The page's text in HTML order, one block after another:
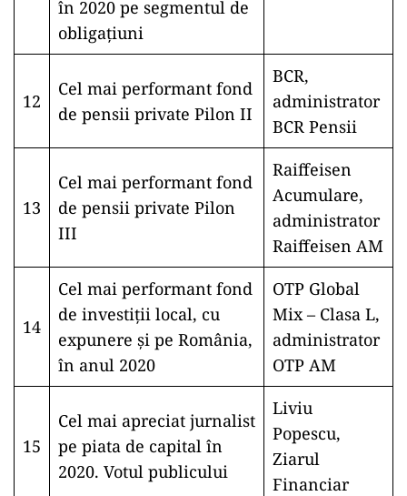
în 2020 pe segmentul de
obligațiuni
12
Cel mai performant fond
de pensii private Pilon II
BCR,
administrator
BCR Pensii
13
Cel mai performant fond
de pensii private Pilon
III
Raiffeisen
Acumulare,
administrator
Raiffeisen AM
14
Cel mai performant fond
de investiții local, cu
expunere și pe România,
în anul 2020
OTP Global
Mix – Clasa L,
administrator
OTP AM
15
Cel mai apreciat jurnalist
pe piata de capital în
2020. Votul publicului
Liviu
Popescu,
Ziarul
Financiar